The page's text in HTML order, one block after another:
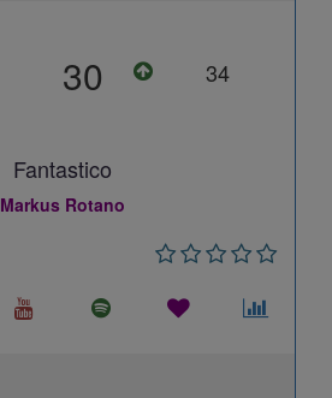
30 34
Fantastico
Markus Rotano